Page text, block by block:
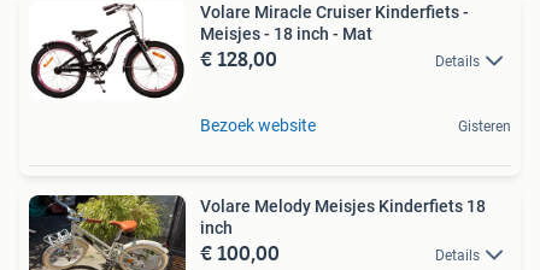
Volare Miracle Cruiser Kinderfiets -
Meisjes - 18 inch - Mat
€ 128,00 Details
Bezoek website Gisteren
Volare Melody Meisjes Kinderfiets 18
inch
€ 100,00 Details